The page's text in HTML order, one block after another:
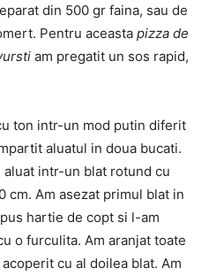
din 500 gr faina, sau de
Pentru aceasta pizza de
am pregatit un sos rapid,
ton intr-un mod putin diferit
aluatul in doua bucati.
intr-un blat rotund cu
cm. Am asezat primul blat in
hartie de copt si l-am
o furculita. Am aranjat toate
cu al doilea blat. Am